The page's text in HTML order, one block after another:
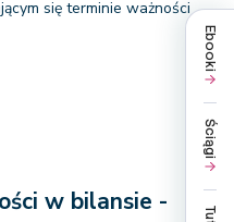
Ebooki
Ściągi
się terminie ważności
w bilansie -